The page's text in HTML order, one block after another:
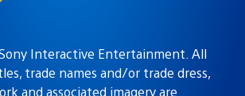
Interactive Entertainment. All
trade names and/or trade dress,
and associated imagery are